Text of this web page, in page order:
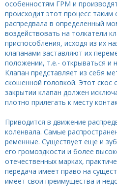
особенностям ГРМ и
происходит этот процесс
распредвала в определенный
воздействовать на толкатели
приспособления, исходя из их
клапанами заставляют их
положении, т.е.- открываться и
Клапан представляет из себя
скошенной головкой. Этот скос
закрытии клапан должен
плотно прилегать к месту
Приводится в движение
коленвала. Самые
ременные. Существует еще и
его громоздкости и более
отечественных марках,
передача имеет право на
имеет свои преимущества и